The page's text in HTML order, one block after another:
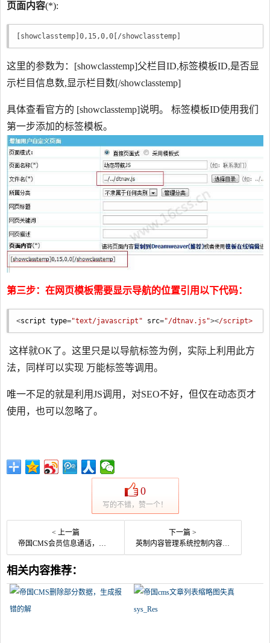
页面内容(*):
[showclasstemp]0,15,0,0[/showclasstemp]
这里的参数为：[showclasstemp]父栏目ID,标签模板ID,是否显
示栏目信息数,显示栏目数[/showclasstemp]
具体查看官方的 [showclasstemp]说明。 标签模板ID使用我们
第一步添加的标签模板。
第三步：在网页模板需要显示导航的位置引用以下代码：
<script type="text/javascript" src="/dtnav.js"></script>
这样就OK了。这里只是以导航标签为例，实际上利用此方
法，同样可以实现 万能标签等调用。
唯一不足的就是利用JS调用，对SEO不好，但仅在动态页才
使用，也可以忽略了。
0
写的不错，赞一个！
< 上一篇
帝国CMS会员信息通话，会员之间的信息通话空
下一篇 >
英制内容管理系统控制内容模板中内容简介小文本显示的字数
相关内容推荐：